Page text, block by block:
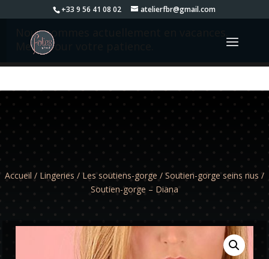
+33 9 56 41 08 02 atelierfbr@gmail.com
Nous sommes actuellement en vacances.
Merci pour votre patience.
Accueil / Lingeries / Les soutiens-gorge / Soutien-gorge seins nus /
Soutien-gorge – Diana